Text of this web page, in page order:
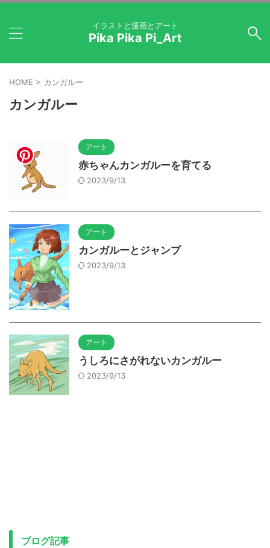
イラストと漫画とアート
Pika Pika Pi_Art
HOME > カンガルー
カンガルー
アート
赤ちゃんカンガルーを育てる
2023/9/13
アート
カンガルーとジャンプ
2023/9/13
アート
うしろにさがれないカンガルー
2023/9/13
ブログ記事